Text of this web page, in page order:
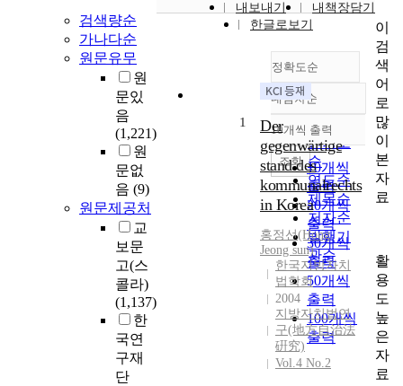
검색량순
가나다순
원문유무
원
문있
음
(1,221)
원
문없
음 (9)
원문제공처
교
보문
고(스
콜라)
(1,137)
한
국연
구재
단
내보내기
내책장담기
한글로보기
정확도순
정확도
순
인기도
순
연도순
제목순
저자순
발행기
관순
내림차순
내림차순
10개씩 출력
10개씩
출력
20개씩
출력
30개씩
출력
50개씩
출력
100개씩
출력
조회
1
Der
gegenwärtige
stand des
kommunalrechts
in Korea
홍정선(Hong
Jeong sun)
한국지방자치
법학회
2004
지방자치법연
구(地方自治法
硏究)
Vol.4 No.2
이
검
색
어
로
많
이
본
자
료
활
용
도
높
은
자
료